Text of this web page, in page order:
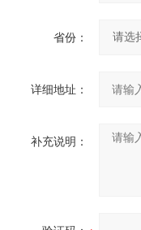
省份：
详细地址：
补充说明：